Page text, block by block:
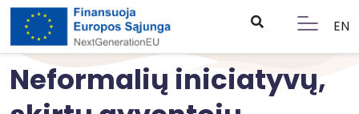
EN
Neformalių iniciatyvų,